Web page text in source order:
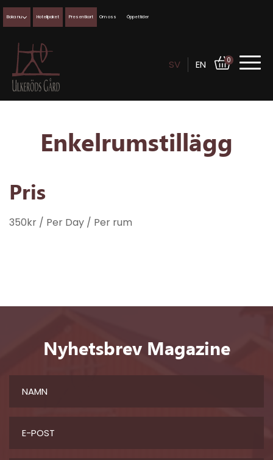
0
Boka nu Hotellpaket Presentkort Om oss Öppettider
SV EN
Enkelrumstillägg
Pris
350kr / Per Day / Per rum
Nyhetsbrev Magazine